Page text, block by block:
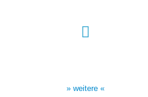
» weitere «